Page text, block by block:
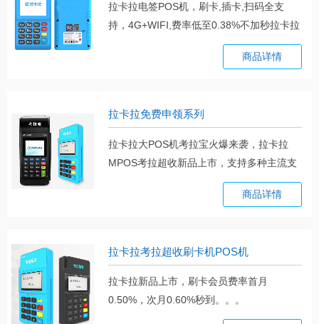
拉卡拉电签POS机，刷卡,插卡,扫码全支
持，4G+WIFI,费率低至0.38%不加秒拉卡拉
商品详情
拉卡拉免费申领系列
拉卡拉大POS机考拉宝火爆来袭，拉卡拉
MPOS考拉超收新品上市，支持多种主流支
商品详情
拉卡拉考拉超收刷卡机POS机
拉卡拉新品上市，刷卡会员费率首月
0.50%，次月0.60%秒到。。。